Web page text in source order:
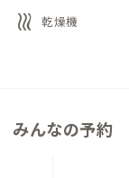
静かな時間を過ご
heat 乾燥機
みんなの予約